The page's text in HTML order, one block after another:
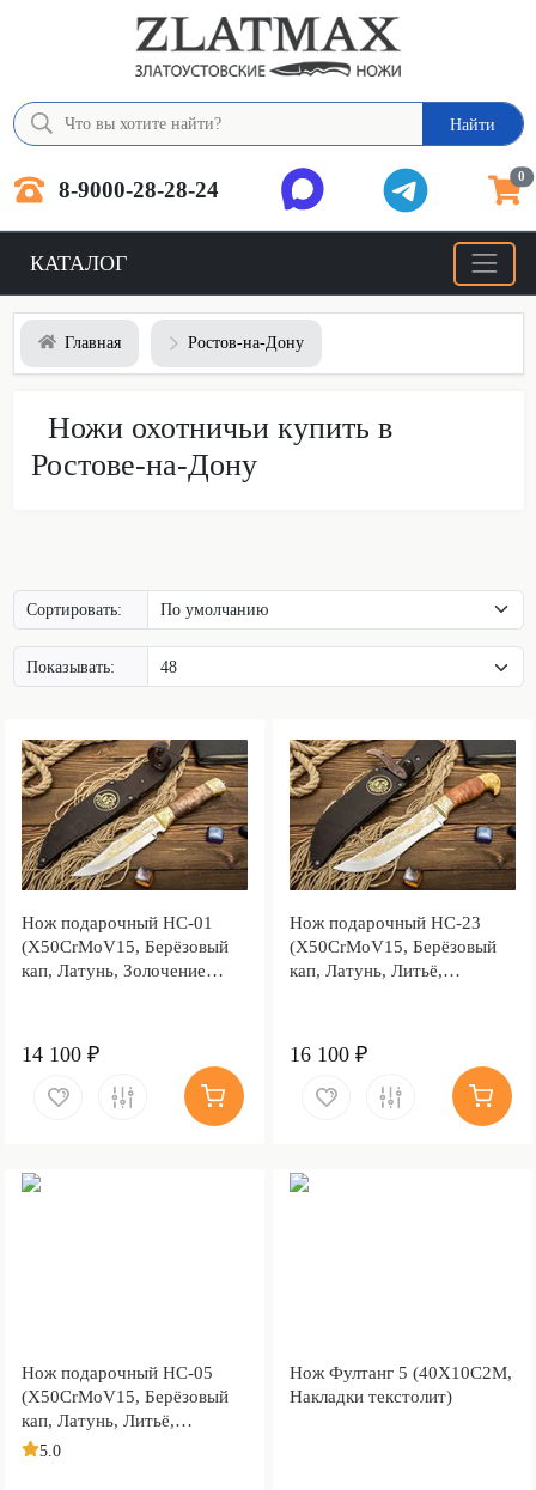
Найти
8-9000-28-28-24 0
КАТАЛОГ
Главная Ростов-на-Дону
Ножи охотничьи купить в
Ростове-на-Дону
Сортировать:
Показывать:
Нож подарочный НС-01
(X50CrMoV15, Берёзовый
кап, Латунь, Золочение
14 100 ₽
Нож подарочный НС-23
(X50CrMoV15, Берёзовый
кап, Латунь, Литьё,
16 100 ₽
Нож подарочный НС-05
(X50CrMoV15, Берёзовый
кап, Латунь, Литьё,
Золочение клинка гарды и
5.0
Нож Фултанг 5 (40Х10С2М,
Накладки текстолит)